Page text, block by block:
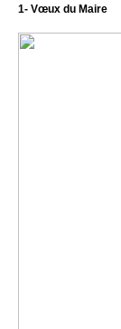
1- Vœux du Maire